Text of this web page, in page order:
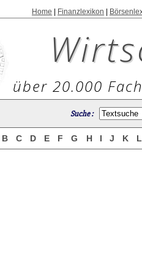
Home Finanzlexikon
über 20.000
Suche :
B C D E F G H I J K